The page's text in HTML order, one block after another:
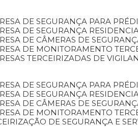
DE SEGURANÇA PARA
DE SEGURANÇA
DE CÂMERAS DE
DE MONITORAMENTO
TERCEIRIZADAS DE
DE SEGURANÇA PARA
DE SEGURANÇA
DE CÂMERAS DE
DE MONITORAMENTO
DE SEGURANÇA E